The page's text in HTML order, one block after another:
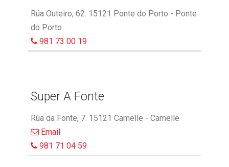
Rúa Outeiro, 62. 15121 Ponte do Porto - Ponte
do Porto
981 73 00 19
Super A Fonte
Rúa da Fonte, 7. 15121 Camelle - Camelle
Email
981 71 04 59